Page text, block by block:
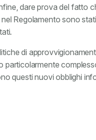
dare prova del fatto
Regolamento sono
di
questi nuovi obblighi